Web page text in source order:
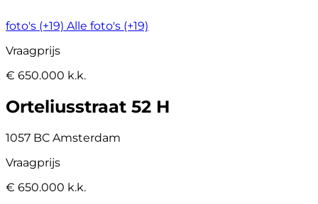
foto's (+19) Alle foto's (+19)
Vraagprijs
€ 650.000 k.k.
Orteliusstraat 52 H
1057 BC Amsterdam
Vraagprijs
€ 650.000 k.k.